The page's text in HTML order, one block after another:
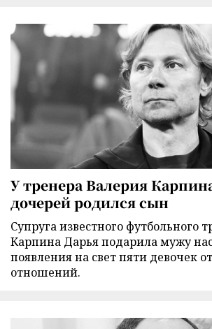
У тренера Валерия
дочерей родился сын
Супруга известного футбольного
Карпина Дарья подарила мужу
появления на свет пяти девочек
отношений.